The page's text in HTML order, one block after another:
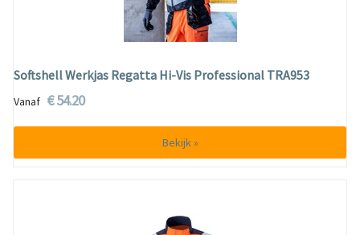
Softshell Werkjas Regatta Hi-Vis Professional TRA953
Vanaf € 54.20
Bekijk »